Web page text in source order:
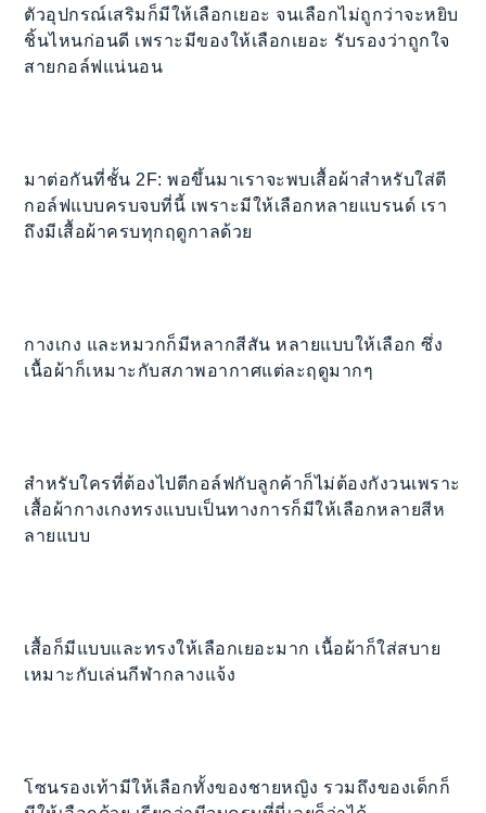
ตัวอุปกรณ์เสริมก็มีให้เลือกเยอะ จนเลือกไม่ถูกว่าจะหยิบ
ชิ้นไหนก่อนดี เพราะมีของให้เลือกเยอะ รับรองว่าถูกใจ
สายกอล์ฟแน่นอน
มาต่อกันที่ชั้น 2F: พอขึ้นมาเราจะพบเสื้อผ้าสำหรับใส่ตี
กอล์ฟแบบครบจบที่นี้ เพราะมีให้เลือกหลายแบรนด์ เรา
ถึงมีเสื้อผ้าครบทุกฤดูกาลด้วย
กางเกง และหมวกก็มีหลากสีสัน หลายแบบให้เลือก ซึ่ง
เนื้อผ้าก็เหมาะกับสภาพอากาศแต่ละฤดูมากๆ
สำหรับใครที่ต้องไปตีกอล์ฟกับลูกค้าก็ไม่ต้องกังวนเพราะ
เสื้อผ้ากางเกงทรงแบบเป็นทางการก็มีให้เลือกหลายสีห
ลายแบบ
เสื้อก็มีแบบและทรงให้เลือกเยอะมาก เนื้อผ้าก็ใส่สบาย
เหมาะกับเล่นกีฬากลางแจ้ง
โซนรองเท้ามีให้เลือกทั้งของชายหญิง รวมถึงของเด็กก็